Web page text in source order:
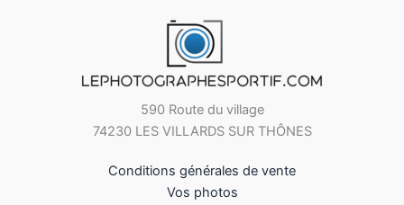
590 Route du village
74230 LES VILLARDS SUR THÔNES
Conditions générales de vente
Vos photos